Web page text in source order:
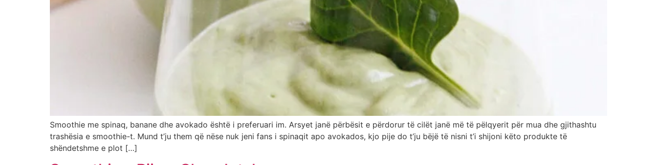
Smoothie me spinaq, banane dhe avokado është i preferuari im. Arsyet janë përbësit e përdorur të cilët janë më të pëlqyerit për mua dhe gjithashtu
trashësia e smoothie-t. Mund t’ju them që nëse nuk jeni fans i spinaqit apo avokados, kjo pije do t’ju bëjë të nisni t’i shijoni këto produkte të
shëndetshme e plot […]